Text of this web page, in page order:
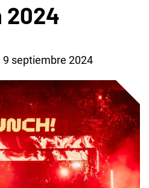
2024
9 septiembre 2024